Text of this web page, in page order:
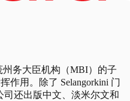
州务大臣机构（MBI）的子
作用。除了 Selangorkini 门
司还出版中文、淡米尔文和